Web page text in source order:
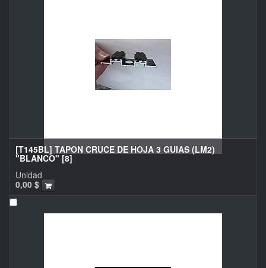
[T145BL] TAPON CRUCE DE HOJA 3 GUIAS (LM2)
"BLANCO" [8]
0,00 $
Unidad